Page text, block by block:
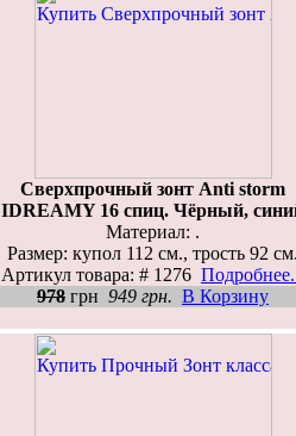
Сверхпрочный зонт Anti storm
IDREAMY 16 спиц. Чёрный,
Материал: .
Размер: купол 112 см., трость 92
Артикул товара: # 1276
978 грн 949 грн. В Корзину